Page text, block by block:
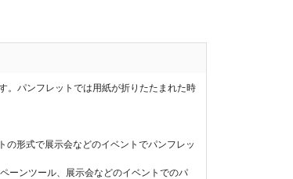
。パンフレットでは用紙が折りたたまれた時
の形式で展示会などのイベントでパンフレッ
ーンツール、展示会などのイベントでのパ